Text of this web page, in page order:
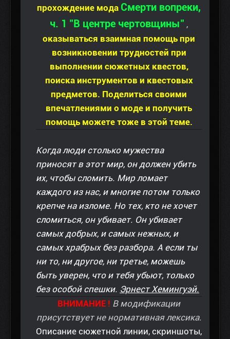
прохождение мода Смерти вопреки,
ч. 1 "В центре чертовщины" ,
оказываться взаимная помощь при
возникновении трудностей при
выполнении сюжетных квестов,
поиска инструментов и квестовых
предметов. Поделиться своими
впечатлениями о моде и получить
помощь можете тоже в этой теме.
Когда люди столько мужества
приносят в этот мир, он должен убить
их, чтобы сломить. Мир ломает
каждого из нас, и многие потом только
крепче на изломе. Но тех, кто не хочет
сломиться, он убивает. Он убивает
самых добрых, и самых нежных, и
самых храбрых без разбора. А если ты
ни то, ни другое, ни третье, можешь
быть уверен, что и тебя убьют, только
без особой спешки. Эрнест Хемингуэй.
ВНИМАНИЕ ! В модификации
присутствует не нормативная лексика.
Описание сюжетной линии, скриншоты,